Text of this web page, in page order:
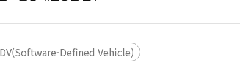
Defined Vehicle)